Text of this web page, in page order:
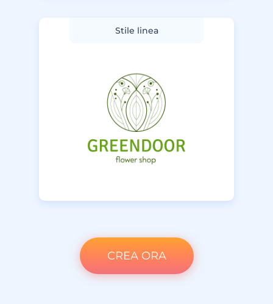
Stile linea
CREA ORA